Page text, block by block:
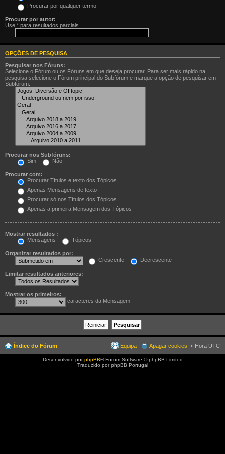
Procurar por qualquer termo
Procurar por autor:
Use * para resultados parciais
OPÇÕES DE PESQUISA
Pesquisar nos Fóruns:
Selecione o Fórum ou os Fóruns em que deseja procurar. Para ser mais rápido na
pesquisa selecione o Fórum principal do Subfórum e marque a opção de pesquisar em
Subfórum.
Procurar nos Subfóruns:
Sim
Não
Procurar com:
Procurar Títulos e texto dos Tópicos
Apenas Mensagens de texto
Procurar só nos Títulos dos Tópicos
Apenas a primeira Mensagem dos Tópicos
Mostrar resultados :
Mensagens
Tópicos
Organizar resultados por:
Crescente
Decrescente
Limitar resultados anteriores:
Mostrar os primeiros:
caracteres da Mensagem
Índice do Fórum Hora UTC
Apagar cookies
Equipa
Desenvolvido porphpBB® Forum Software © phpBB Limited
Traduzido por phpBB Portugal